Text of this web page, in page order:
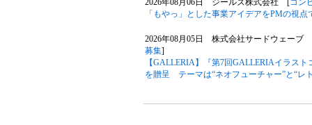
2026年08月06日 ジールズ株式会社 [コン
「もやっ」とした事業アイデアをPMの視
2026年08月05日 株式会社サードウェー
募集]
【GALLERIA】『第7回GALLERIAイラス
を贈呈 テーマは“ネオフューチャー”と“レ